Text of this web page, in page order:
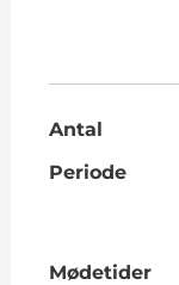
Antal
Periode
Mødetider